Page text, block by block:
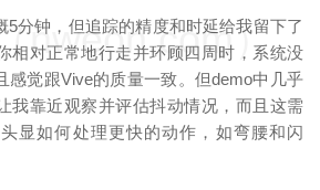
5分钟，但追踪的精度和时延给我留下了
相对正常地行走并环顾四周时，系统没
感觉跟Vive的质量一致。但demo中几乎
我靠近观察并评估抖动情况，而且这需
显如何处理更快的动作，如弯腰和闪
nweon.com）